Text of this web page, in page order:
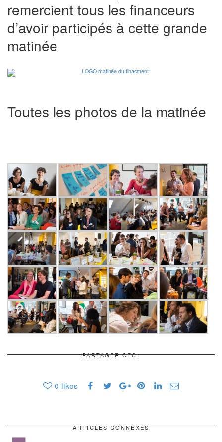
remercient tous les financeurs
d’avoir participés à cette grande
matinée
Toutes les photos de la matinée
PARTAGER CECI
0 likes
ARTICLES CONNEXES